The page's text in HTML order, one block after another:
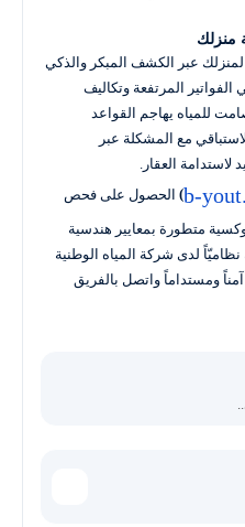
منزلك
لمنزلك عبر الكشف المبكر والذكي
الفواتير المرتفعة وتكاليف
للمياه يهاجم القواعد
مع المشكلة عبر
لاستدامة العقار.
b-
) الحصول على فحص
متطورة بمعايير هندسية
لدى شركة المياه الوطنية
ومستداماً واتصل بالفريق